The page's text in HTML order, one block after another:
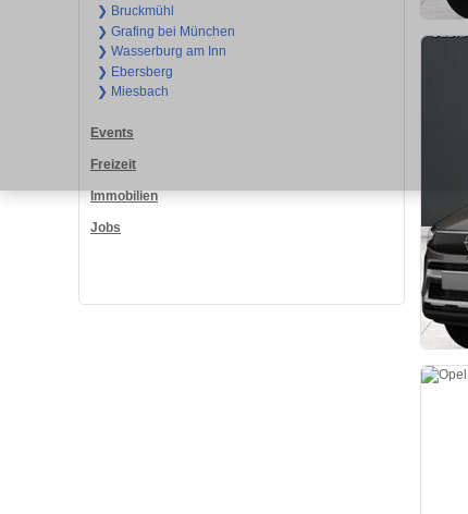
❯ Bruckmühl
❯ Grafing bei München
❯ Wasserburg am Inn
❯ Ebersberg
❯ Miesbach
Events
Freizeit
Immobilien
Jobs